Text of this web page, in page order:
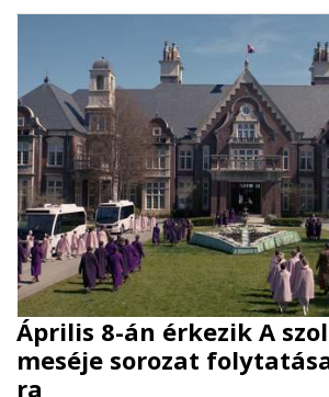
Április 8-án érkezik A
meséje sorozat
ra